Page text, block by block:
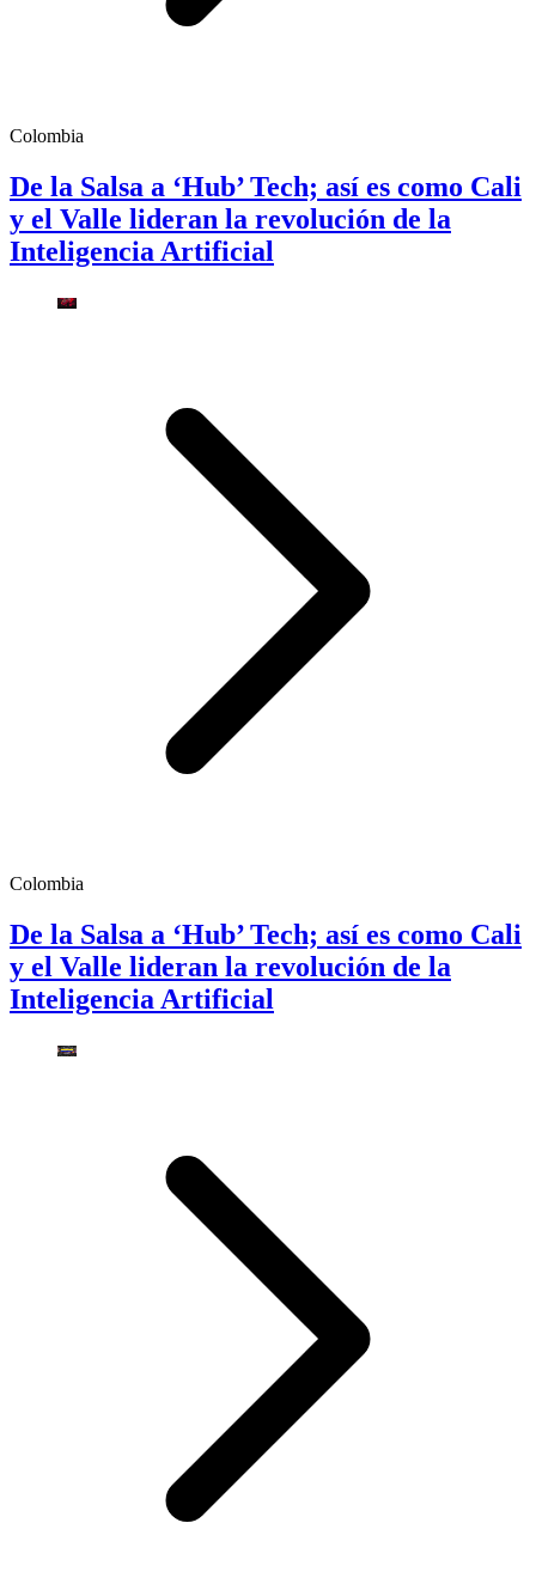
Colombia
De la Salsa a ‘Hub’ Tech; así es como Cali
y el Valle lideran la revolución de la
Inteligencia Artificial
Colombia
De la Salsa a ‘Hub’ Tech; así es como Cali
y el Valle lideran la revolución de la
Inteligencia Artificial